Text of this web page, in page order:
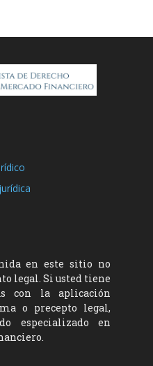
en este sitio no
legal. Si usted tiene
con la aplicación
o precepto legal,
especializado en